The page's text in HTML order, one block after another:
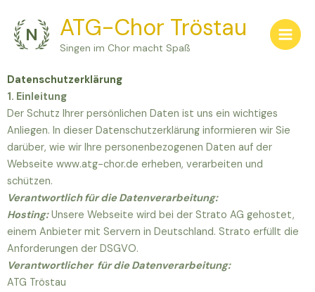
Inhalt
springen
ATG-Chor Tröstau
Singen im Chor macht Spaß
Datenschutzerklärung
1. Einleitung
Der Schutz Ihrer persönlichen Daten ist uns ein wichtiges
Anliegen. In dieser Datenschutzerklärung informieren wir Sie
darüber, wie wir Ihre personenbezogenen Daten auf der
Webseite www.atg-chor.de erheben, verarbeiten und
schützen.
Verantwortlich für die Datenverarbeitung:
Hosting:Unsere Webseite wird bei der Strato AG gehostet,
einem Anbieter mit Servern in Deutschland. Strato erfüllt die
Anforderungen der DSGVO.
Verantwortlicher für die Datenverarbeitung:
ATG Tröstau